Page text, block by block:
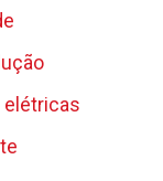
elétricas